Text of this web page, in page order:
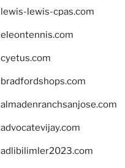
lewis-lewis-cpas.com
eleontennis.com
cyetus.com
bradfordshops.com
almadenranchsanjose.com
advocatevijay.com
adlibilimler2023.com